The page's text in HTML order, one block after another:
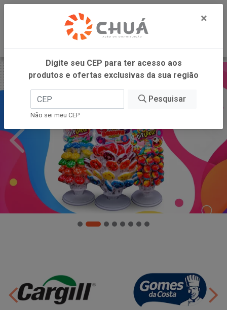
×
Digite seu CEP para ter acesso aos
produtos e ofertas exclusivas da sua região
Pesquisar
Não sei meu CEP